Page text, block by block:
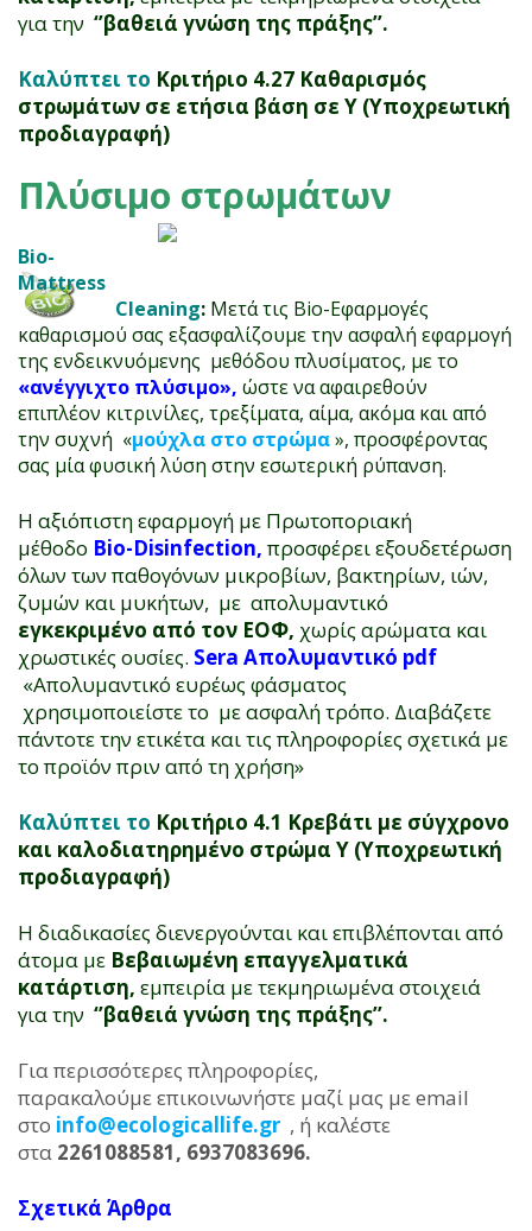
για την ‘’βαθειά γνώση της πράξης’’.
Καλύπτει το Κριτήριο 4.27 Καθαρισμός
στρωμάτων σε ετήσια βάση σε Υ (Υποχρεωτική
προδιαγραφή)
Πλύσιμο στρωμάτων
Bio-
Mattress
Cleaning: Μετά τις Bio-Εφαρμογές
καθαρισμού σας εξασφαλίζουμε την ασφαλή εφαρμογή
της ενδεικνυόμενης μεθόδου πλυσίματος, με το
«ανέγγιχτο πλύσιμο», ώστε να αφαιρεθούν
επιπλέον κιτρινίλες, τρεξίματα, αίμα, ακόμα και από
την συχνή «μούχλα στο στρώμα», προσφέροντας
σας μία φυσική λύση στην εσωτερική ρύπανση.
Η αξιόπιστη εφαρμογή με Πρωτοποριακή
μέθοδο Bio-Disinfection, προσφέρει εξουδετέρωση
όλων των παθογόνων μικροβίων, βακτηρίων, ιών,
ζυμών και μυκήτων, με απολυμαντικό
εγκεκριμένο από τον ΕΟΦ, χωρίς αρώματα και
χρωστικές ουσίες. Sera Απολυμαντικό pdf
«Απολυμαντικό ευρέως φάσματος
χρησιμοποιείστε το με ασφαλή τρόπο. Διαβάζετε
πάντοτε την ετικέτα και τις πληροφορίες σχετικά με
το προϊόν πριν από τη χρήση»
Καλύπτει το Κριτήριο 4.1 Κρεβάτι με σύγχρονο
και καλοδιατηρημένο στρώμα Υ (Υποχρεωτική
προδιαγραφή)
Η διαδικασίες διενεργούνται και επιβλέπονται από
άτομα με Βεβαιωμένη επαγγελματικά
κατάρτιση, εμπειρία με τεκμηριωμένα στοιχειά
για την ‘’βαθειά γνώση της πράξης’’.
Για περισσότερες πληροφορίες,
παρακαλούμε επικοινωνήστε μαζί μας με email
στο info@ecologicallife.gr , ή καλέστε
στα 2261088581, 6937083696.
Σχετικά Άρθρα